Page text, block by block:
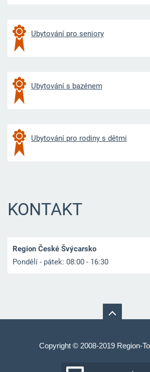
Ubytování pro seniory
Ubytování s bazénem
Ubytování pro rodiny s dětmi
KONTAKT
Region České Švýcarsko
Pondělí - pátek: 08:00 - 16:30
Copyright © 2008-2019 Region-